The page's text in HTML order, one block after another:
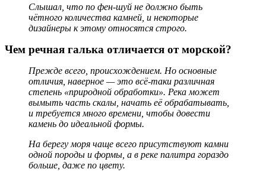
Слышал, что по фен-шуй не должно быть
чётного количества камней, и некоторые
дизайнеры к этому относятся строго.
Чем речная галька отличается от морской?
Прежде всего, происхождением. Но основные
отличия, наверное — это всё-таки различная
степень «природной обработки». Река может
вымыть часть скалы, начать её обрабатывать,
и требуется много времени, чтобы довести
камень до идеальной формы.
На берегу моря чаще всего присутствуют камни
одной породы и формы, а в реке палитра гораздо
больше, даже по цвету.